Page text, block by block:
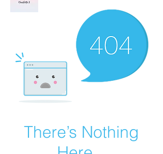
There’s Nothing